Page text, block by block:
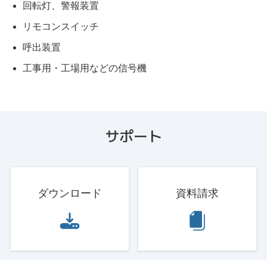
回転灯、警報装置
リモコンスイッチ
呼出装置
工事用・工場用などの信号機
サポート
ダウンロード 資料請求